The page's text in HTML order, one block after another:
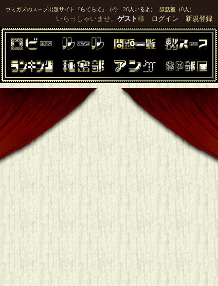
ウミガメのスープ出題サイト『らてらて』 （今、26人いるよ） 談話室（0人）
いらっしゃいませ。 ゲスト様 ログイン 新規登録